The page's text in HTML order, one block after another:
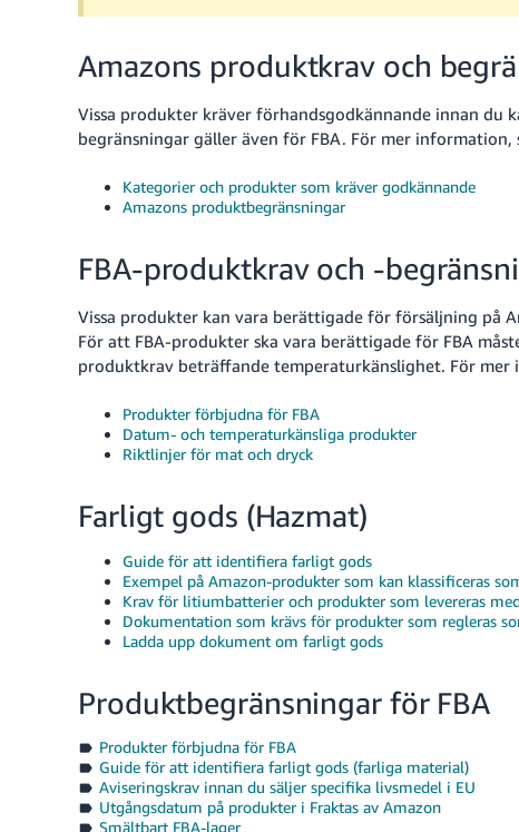
Amazons produktkrav och
Vissa produkter kräver förhandsgodkännande innan du
begränsningar gäller även för FBA. För mer information,
Kategorier och produkter som kräver godkännande
Amazons produktbegränsningar
FBA-produktkrav och -
Vissa produkter kan vara berättigade för försäljning på
För att FBA-produkter ska vara berättigade för FBA
produktkrav beträffande temperaturkänslighet. För mer
Produkter förbjudna för FBA
Datum- och temperaturkänsliga produkter
Riktlinjer för mat och dryck
Farligt gods (Hazmat)
Guide för att identifiera farligt gods
Exempel på Amazon-produkter som kan klassificeras
Krav för litiumbatterier och produkter som levereras
Dokumentation som krävs för produkter som regleras
Ladda upp dokument om farligt gods
Produktbegränsningar för FBA
Produkter förbjudna för FBA
Guide för att identifiera farligt gods (farliga material)
Aviseringskrav innan du säljer specifika livsmedel i EU
Utgångsdatum på produkter i Fraktas av Amazon
Smältbart FBA-lager